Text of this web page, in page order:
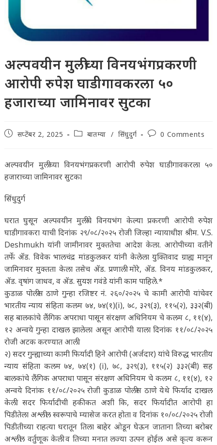
अल्पवयीन मुलीच्या विनयभंगप्रकरणी
आरोपी रुपेश घाडीगावकरला ५०
हजाराच्या जामिनावर सुटका
Postसप्टेंबर 2, 2025
Postबातम्या / सिंधुदुर्ग
Post0 Comments
अल्पवयीन मुलीच्या विनयभंगप्रकरणी आरोपी रुपेश घाडीगावकरला ५०
हजाराच्या जामिनावर सुटका
सिंधुदुर्ग
घरात घुसून अल्पवयीन मुलीचे विनयभंग केल्या प्रकरणी आरोपी रुपेश
घाडीगावकरा याची दिनांक २९/०८/२०२५ रोजी जिल्हा न्यायाधीश श्रीम. V.S.
Deshmukh यांनी जामीनावर मुक्ततेचा आदेश केला. आरोपीच्या वतीने
तर्फे ॲड. विवेक भालचंद्र मांडकुलकर यांनी केलेला युक्तिवाद ग्राह्य मानून
जामिनावर मुक्तता केला तसेच ॲड. प्रणाली मोरे, ॲड. विनय मांडकुलकर,
ॲड. वृषांग जाधव, व ॲड. सुयश गवंडे यांनी काम पाहिले.*
कुडाळ पोलीस ठाणे गुन्हा रजिष्टर नं. २६०/२०२५ चे कामी आरोपी यांचेवर
भारतीय न्याय संहिता कलम ७४, ७४(१)(i), ७८, ३२९(३), ११५(२), ३३२(बी)
सह बालकांचे लैंगिक अपराधा पासून संरक्षण अधिनियम चे कलम ८, ११(४),
१२ अन्वये गुन्हा दाखल झालेला असून आरोपी याला दिनांक ११/०८/२०२५
रोजी अटक करण्यात आली.
२) सदर गुन्ह्याच्या कामी फिर्यादी हिने आरोपी (अर्जदार) यांचे विरुद्ध भारतीय
न्याय संहिता कलम ७४, ७४(१) (i), ७८, ३२९(३), ११५(२) ३३२(बी) सह
बालकांचे लैंगिक अपराधा पासून संरक्षण अधिनियम चे कलम ८, ११(४), १२
अन्वये दिनांक ११/०८/२०२५ रोजी कुडाळ पोलीस ठाणे येथे फिर्याद दाखल
केली. सदर फिर्यादीची हकीकत अशी कि, सदर फिर्यादीत आरोपी हा
पिडीतेला अश्लील स्वरूपाचे म्यासेज करत होता व दिनांक १०/०८/२०२५ रोजी
पिडीतीच्या राहत्या घरातून तिला बाहेर ओडून घेऊन जाताना तिच्या बरोबर
अश्लील वर्तुणूक केली व तिच्या मनात लज्या उत्पन होईल असे कृत्य करून